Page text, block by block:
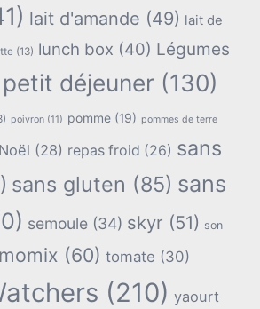
lait d'amande (49) lait de
(13) lunch box (40) Légumes
petit déjeuner (130)
poivron (11) pomme (19) pommes de terre
(28) repas froid (26) sans
sans gluten (85) sans
semoule (34) skyr (51) son
(60) tomate (30)
(210) yaourt